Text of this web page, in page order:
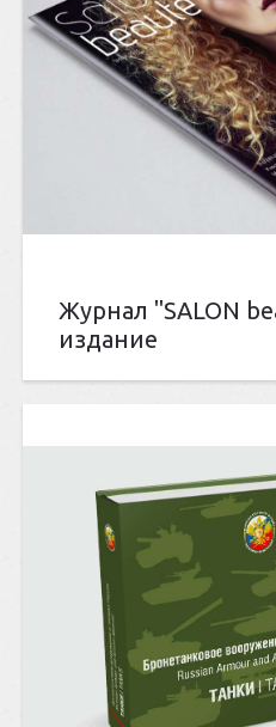
Журнал "SALON
издание